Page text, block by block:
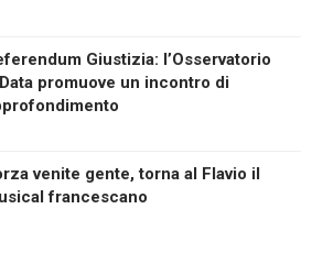
Giustizia: l’Osservatorio
promuove un incontro di
venite gente, torna al Flavio il
francescano